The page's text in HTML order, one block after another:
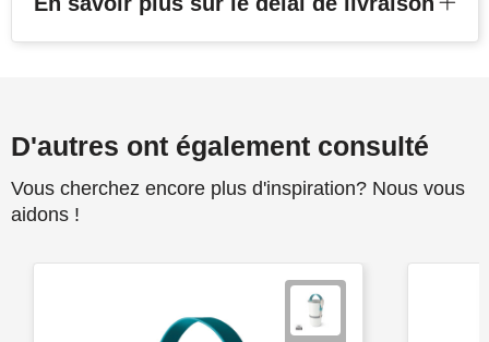
D'autres ont également consulté
Vous cherchez encore plus d'inspiration? Nous vous
aidons !